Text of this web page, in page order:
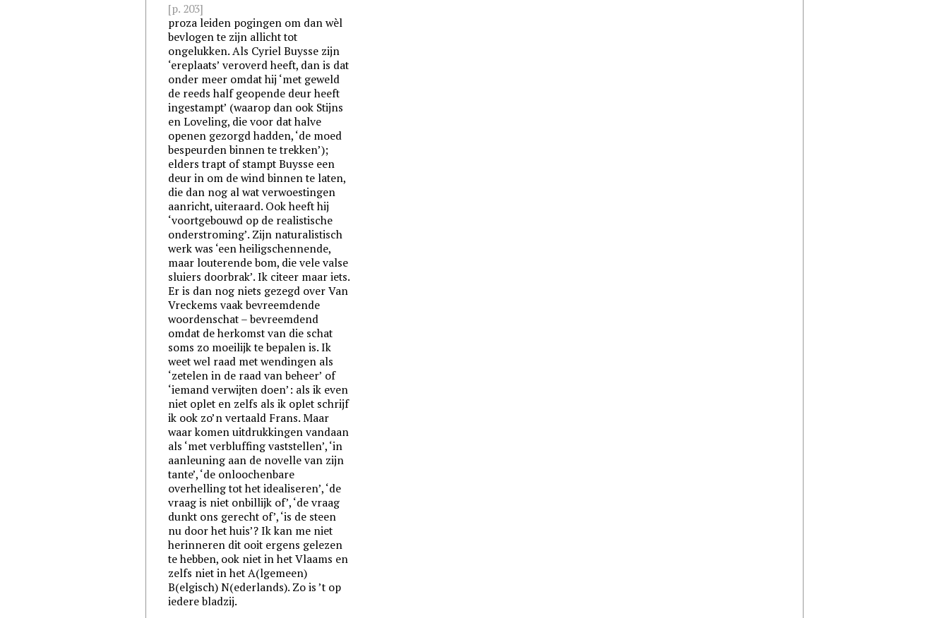
[p. 203]
proza leiden pogingen om dan wèl
bevlogen te zijn allicht tot
ongelukken. Als Cyriel Buysse zijn
‘ereplaats’ veroverd heeft, dan is dat
onder meer omdat hij ‘met geweld
de reeds half geopende deur heeft
ingestampt’ (waarop dan ook Stijns
en Loveling, die voor dat halve
openen gezorgd hadden, ‘de moed
bespeurden binnen te trekken’);
elders trapt of stampt Buysse een
deur in om de wind binnen te laten,
die dan nog al wat verwoestingen
aanricht, uiteraard. Ook heeft hij
‘voortgebouwd op de realistische
onderstroming’. Zijn naturalistisch
werk was ‘een heiligschennende,
maar louterende bom, die vele valse
sluiers doorbrak’. Ik citeer maar iets.
Er is dan nog niets gezegd over Van
Vreckems vaak bevreemdende
woordenschat – bevreemdend
omdat de herkomst van die schat
soms zo moeilijk te bepalen is. Ik
weet wel raad met wendingen als
‘zetelen in de raad van beheer’ of
‘iemand verwijten doen’: als ik even
niet oplet en zelfs als ik oplet schrijf
ik ook zo’n vertaald Frans. Maar
waar komen uitdrukkingen vandaan
als ‘met verbluffing vaststellen’, ‘in
aanleuning aan de novelle van zijn
tante’, ‘de onloochenbare
overhelling tot het idealiseren’, ‘de
vraag is niet onbillijk of’, ‘de vraag
dunkt ons gerecht of’, ‘is de steen
nu door het huis’? Ik kan me niet
herinneren dit ooit ergens gelezen
te hebben, ook niet in het Vlaams en
zelfs niet in het A(lgemeen)
B(elgisch) N(ederlands). Zo is ’t op
iedere bladzij.